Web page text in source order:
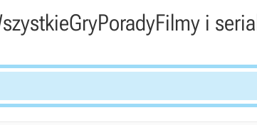
GryPoradyFilmy i